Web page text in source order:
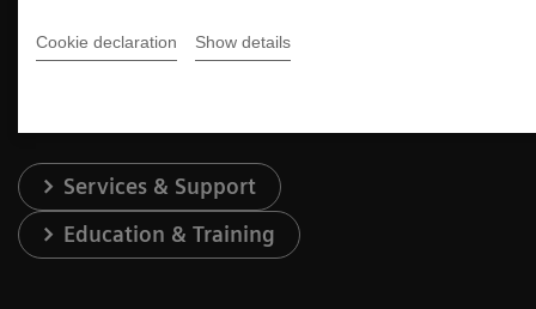
Cookie declaration Show details
Contact Us
Services & Support
Education & Training